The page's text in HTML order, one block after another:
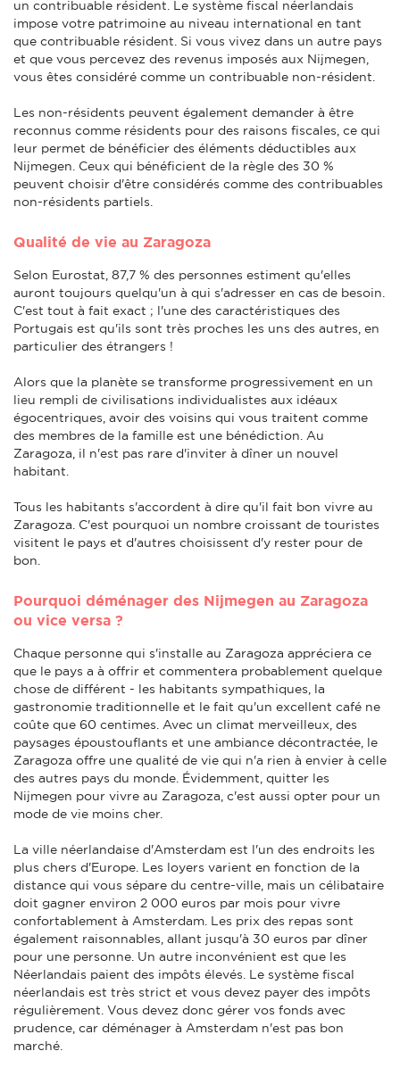
un contribuable résident. Le système fiscal néerlandais
impose votre patrimoine au niveau international en tant
que contribuable résident. Si vous vivez dans un autre pays
et que vous percevez des revenus imposés aux Nijmegen,
vous êtes considéré comme un contribuable non-résident.
Les non-résidents peuvent également demander à être
reconnus comme résidents pour des raisons fiscales, ce qui
leur permet de bénéficier des éléments déductibles aux
Nijmegen. Ceux qui bénéficient de la règle des 30 %
peuvent choisir d'être considérés comme des contribuables
non-résidents partiels.
Qualité de vie au Zaragoza
Selon Eurostat, 87,7 % des personnes estiment qu'elles
auront toujours quelqu'un à qui s'adresser en cas de besoin.
C'est tout à fait exact ; l'une des caractéristiques des
Portugais est qu'ils sont très proches les uns des autres, en
particulier des étrangers !
Alors que la planète se transforme progressivement en un
lieu rempli de civilisations individualistes aux idéaux
égocentriques, avoir des voisins qui vous traitent comme
des membres de la famille est une bénédiction. Au
Zaragoza, il n'est pas rare d'inviter à dîner un nouvel
habitant.
Tous les habitants s'accordent à dire qu'il fait bon vivre au
Zaragoza. C'est pourquoi un nombre croissant de touristes
visitent le pays et d'autres choisissent d'y rester pour de
bon.
Pourquoi déménager des Nijmegen au Zaragoza
ou vice versa ?
Chaque personne qui s'installe au Zaragoza appréciera ce
que le pays a à offrir et commentera probablement quelque
chose de différent - les habitants sympathiques, la
gastronomie traditionnelle et le fait qu'un excellent café ne
coûte que 60 centimes. Avec un climat merveilleux, des
paysages époustouflants et une ambiance décontractée, le
Zaragoza offre une qualité de vie qui n'a rien à envier à celle
des autres pays du monde. Évidemment, quitter les
Nijmegen pour vivre au Zaragoza, c'est aussi opter pour un
mode de vie moins cher.
La ville néerlandaise d'Amsterdam est l'un des endroits les
plus chers d'Europe. Les loyers varient en fonction de la
distance qui vous sépare du centre-ville, mais un célibataire
doit gagner environ 2 000 euros par mois pour vivre
confortablement à Amsterdam. Les prix des repas sont
également raisonnables, allant jusqu'à 30 euros par dîner
pour une personne. Un autre inconvénient est que les
Néerlandais paient des impôts élevés. Le système fiscal
néerlandais est très strict et vous devez payer des impôts
régulièrement. Vous devez donc gérer vos fonds avec
prudence, car déménager à Amsterdam n'est pas bon
marché.